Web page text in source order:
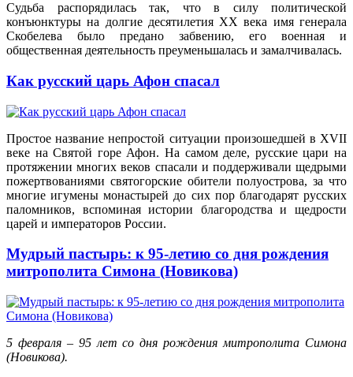
Судьба распорядилась так, что в силу политической
конъюнктуры на долгие десятилетия ХХ века имя генерала
Скобелева было предано забвению, его военная и
общественная деятельность преуменьшалась и замалчивалась.
Как русский царь Афон спасал
Простое название непростой ситуации произошедшей в XVII
веке на Святой горе Афон. На самом деле, русские цари на
протяжении многих веков спасали и поддерживали щедрыми
пожертвованиями святогорские обители полуострова, за что
многие игумены монастырей до сих пор благодарят русских
паломников, вспоминая истории благородства и щедрости
царей и императоров России.
Мудрый пастырь: к 95-летию со дня рождения
митрополита Симона (Новикова)
5 февраля – 95 лет со дня рождения митрополита Симона
(Новикова).